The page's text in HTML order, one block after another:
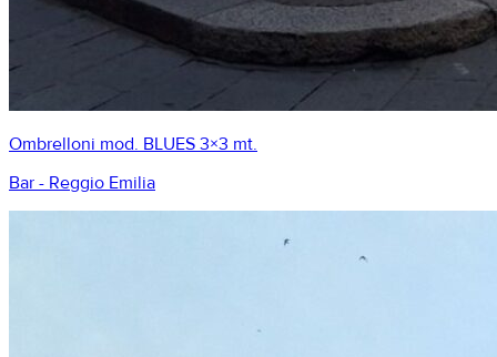
Ombrelloni mod. BLUES 3×3 mt.
Bar - Reggio Emilia